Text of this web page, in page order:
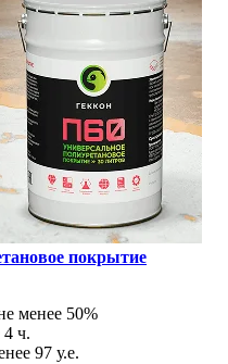
покрытие
менее 50%
4 ч.
97 у.е.